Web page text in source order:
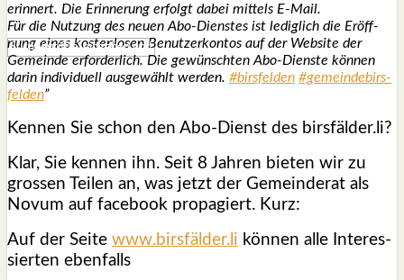
erin­nert. Die Erin­ne­rung erfolgt dabei mit­tels E‑Mail.
Für die Nut­zung des neu­en Abo-Diens­tes ist ledig­lich die Eröff­
nung eines kos­ten­lo­sen Benut­zer­kon­tos auf der Web­site der
Gemein­de erfor­der­lich. Die gewünsch­ten Abo-Diens­te kön­nen
dar­in indi­vi­du­ell aus­ge­wählt wer­den. #birs­fel­den #gemein­de­birs­
fel­den”
Ken­nen Sie schon den Abo-Dienst des birsfälder.li?
Klar, Sie ken­nen ihn. Seit 8 Jah­ren bie­ten wir zu
gros­sen Tei­len an, was jetzt der Gemein­de­rat als
Novum auf face­book pro­pa­giert. Kurz:
Auf der Sei­te www.birsfälder.li kön­nen alle Inter­es­
sier­ten eben­falls